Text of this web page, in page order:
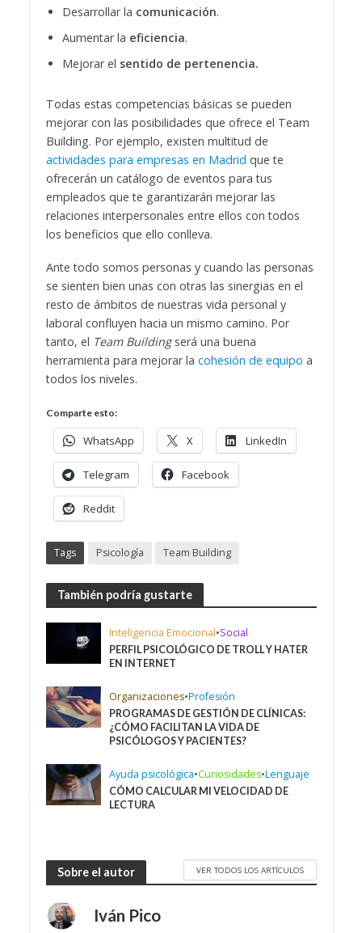
Desarrollar la comunicación.
Aumentar la eficiencia.
Mejorar el sentido de pertenencia.
Todas estas competencias básicas se pueden
mejorar con las posibilidades que ofrece el Team
Building. Por ejemplo, existen multitud de
actividades para empresas en Madrid que te
ofrecerán un catálogo de eventos para tus
empleados que te garantizarán mejorar las
relaciones interpersonales entre ellos con todos
los beneficios que ello conlleva.
Ante todo somos personas y cuando las personas
se sienten bien unas con otras las sinergias en el
resto de ámbitos de nuestras vida personal y
laboral confluyen hacia un mismo camino. Por
tanto, el Team Buildingserá una buena
herramienta para mejorar la cohesión de equipo a
todos los niveles.
Comparte esto:
WhatsApp X LinkedIn
Telegram Facebook
Reddit
Tags Psicología Team Building
También podría gustarte
Inteligencia Emocional•Social
PERFIL PSICOLÓGICO DE TROLL Y HATER
EN INTERNET
Organizaciones•Profesión
PROGRAMAS DE GESTIÓN DE CLÍNICAS:
¿CÓMO FACILITAN LA VIDA DE
PSICÓLOGOS Y PACIENTES?
Ayuda psicológica•Curiosidades•Lenguaje
CÓMO CALCULAR MI VELOCIDAD DE
LECTURA
Sobre el autor VER TODOS LOS ARTÍCULOS
Iván Pico